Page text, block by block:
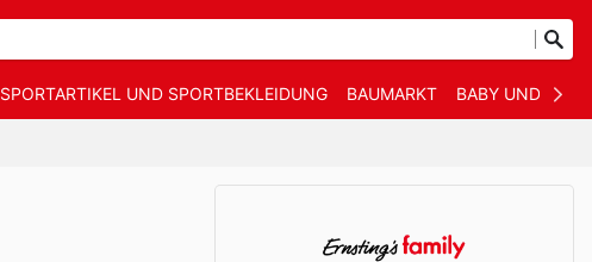
SPORTARTIKEL UND SPORTBEKLEIDUNG BAUMARKT BABY UND KIND